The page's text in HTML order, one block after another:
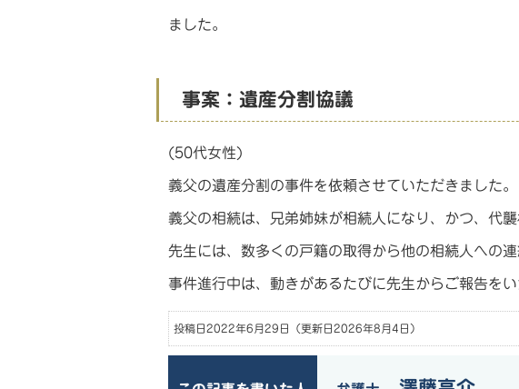
ました。
事案：遺産分割協議
(50代女性)
義父の遺産分割の事件を依頼させていただきました。
義父の相続は、兄弟姉妹が相続人になり、かつ、代
先生には、数多くの戸籍の取得から他の相続人への
事件進行中は、動きがあるたびに先生からご報告を
投稿日2022年6月29日 （更新日2026年8月4日）